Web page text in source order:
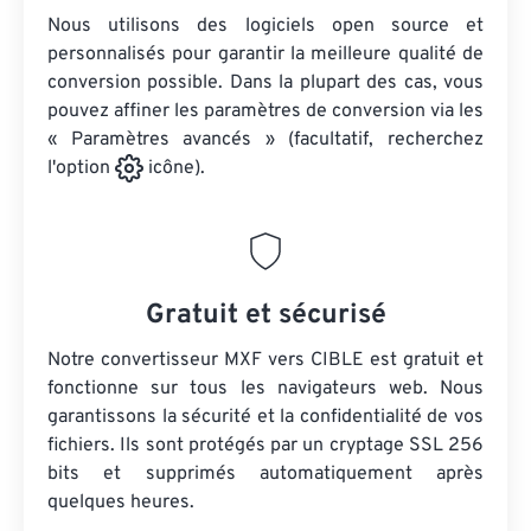
Nous utilisons des logiciels open source et
personnalisés pour garantir la meilleure qualité de
conversion possible. Dans la plupart des cas, vous
pouvez affiner les paramètres de conversion via les
« Paramètres avancés » (facultatif, recherchez
l'option
icône).
Gratuit et sécurisé
Notre convertisseur MXF vers CIBLE est gratuit et
fonctionne sur tous les navigateurs web. Nous
garantissons la sécurité et la confidentialité de vos
fichiers. Ils sont protégés par un cryptage SSL 256
bits et supprimés automatiquement après
quelques heures.